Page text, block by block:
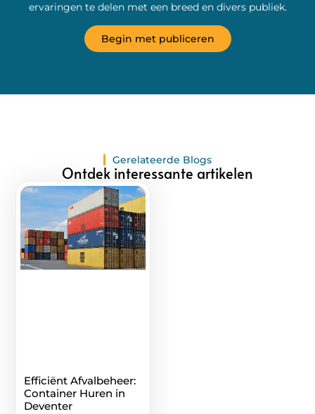
ervaringen te delen met een breed en divers publiek.
Begin met publiceren
Gerelateerde Blogs
Ontdek interessante artikelen
Efficiënt Afvalbeheer:
Container Huren in
Deventer